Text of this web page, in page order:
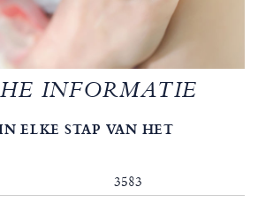
INFORMATIE
ELKE STAP VAN HET
3583